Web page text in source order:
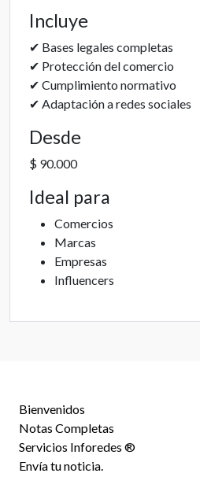
Incluye
✔ Bases legales completas
✔ Protección del comercio
✔ Cumplimiento normativo
✔ Adaptación a redes sociales
Desde
$ 90.000
Ideal para
Comercios
Marcas
Empresas
Influencers
Bienvenidos
Notas Completas
Servicios Inforedes ®
Envía tu noticia.